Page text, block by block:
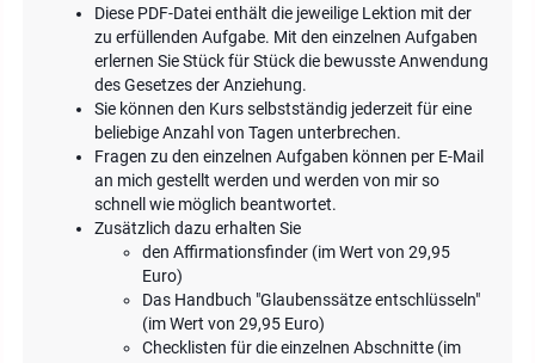
Diese PDF-Datei enthält die jeweilige Lektion mit der
zu erfüllenden Aufgabe. Mit den einzelnen Aufgaben
erlernen Sie Stück für Stück die bewusste Anwendung
des Gesetzes der Anziehung.
Sie können den Kurs selbstständig jederzeit für eine
beliebige Anzahl von Tagen unterbrechen.
Fragen zu den einzelnen Aufgaben können per E-Mail
an mich gestellt werden und werden von mir so
schnell wie möglich beantwortet.
Zusätzlich dazu erhalten Sie
den Affirmationsfinder (im Wert von 29,95
Euro)
Das Handbuch "Glaubenssätze entschlüsseln"
(im Wert von 29,95 Euro)
Checklisten für die einzelnen Abschnitte (im